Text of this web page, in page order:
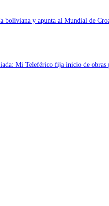
boliviana y apunta al Mundial de
Mi Teleférico fija inicio de obras